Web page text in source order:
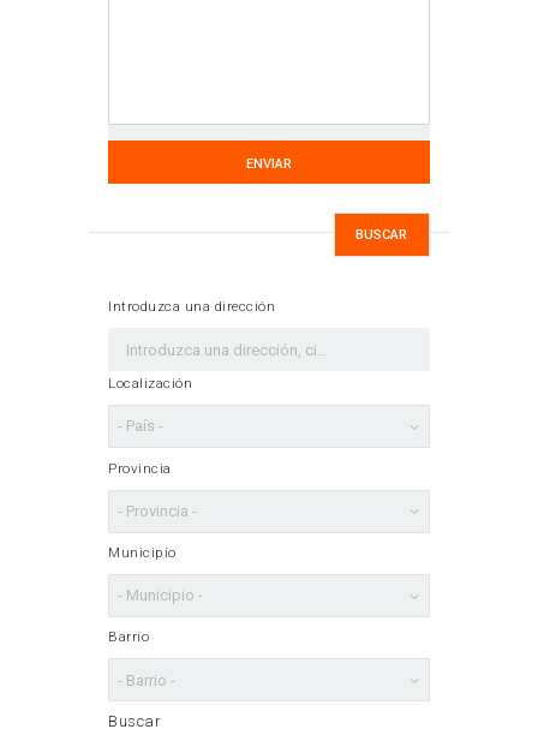
Introduzca una dirección
Localización
Provincia
Municipio
Barrio
Buscar